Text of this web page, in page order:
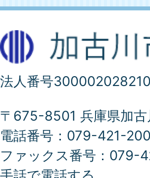
法人番号
〒675-8501 兵庫県加
電話番号：079-421-
ファックス番号：079-